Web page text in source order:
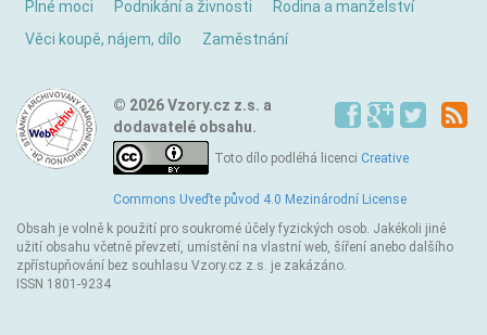
Plné moci
Podnikání a živnosti
Rodina a manželství
Věci koupě, nájem, dílo
Zaměstnání
© 2026 Vzory.cz z.s. a
dodavatelé obsahu.
Toto dílo podléhá licenci Creative
Commons Uveďte původ 4.0 Mezinárodní License
Obsah je volně k použití pro soukromé účely fyzických osob. Jakékoli jiné
užití obsahu včetně převzetí, umístění na vlastní web, šíření anebo dalšího
zpřístupňování bez souhlasu Vzory.cz z.s. je zakázáno.
ISSN 1801-9234